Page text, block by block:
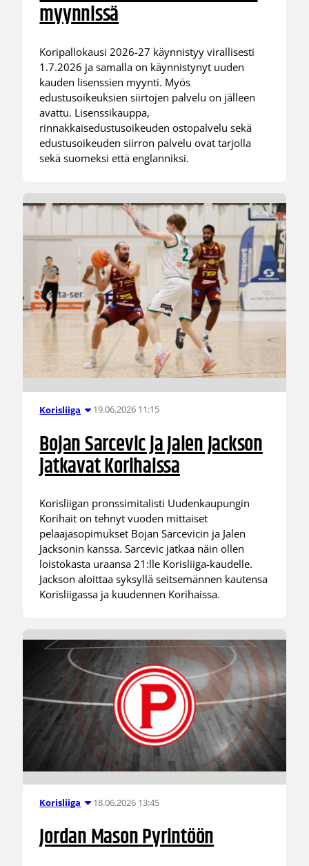
myynnissä
Koripallokausi 2026-27 käynnistyy virallisesti
1.7.2026 ja samalla on käynnistynyt uuden
kauden lisenssien myynti. Myös
edustusoikeuksien siirtojen palvelu on jälleen
avattu. Lisenssikauppa,
rinnakkaisedustusoikeuden ostopalvelu sekä
edustusoikeuden siirron palvelu ovat tarjolla
sekä suomeksi että englanniksi.
Korisliiga 19.06.2026 11:15
Bojan Sarcevic ja Jalen Jackson
jatkavat Korihaissa
Korisliigan pronssimitalisti Uudenkaupungin
Korihait on tehnyt vuoden mittaiset
pelaajasopimukset Bojan Sarcevicin ja Jalen
Jacksonin kanssa. Sarcevic jatkaa näin ollen
loistokasta uraansa 21:lle Korisliiga-kaudelle.
Jackson aloittaa syksyllä seitsemännen kautensa
Korisliigassa ja kuudennen Korihaissa.
Korisliiga 18.06.2026 13:45
Jordan Mason Pyrintöön